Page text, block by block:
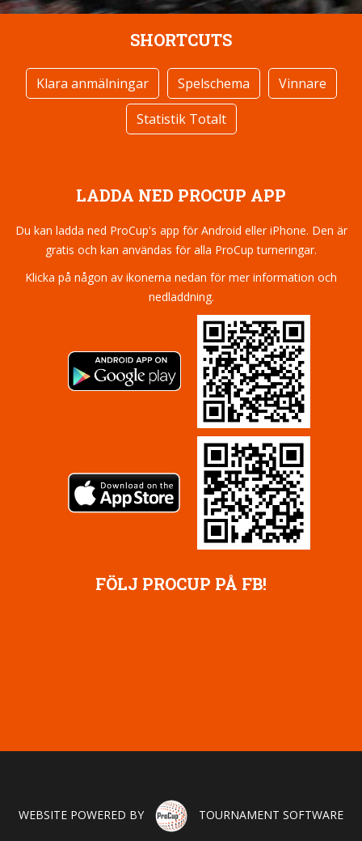
SHORTCUTS
Klara anmälningar Spelschema
Vinnare
Statistik Totalt
LADDA NED PROCUP APP
Du kan ladda ned ProCup's app för Android eller iPhone. Den är
gratis och kan användas för alla ProCup turneringar.
Klicka på någon av ikonerna nedan för mer information och
nedladdning.
FÖLJ PROCUP PÅ FB!
WEBSITE POWERED BY TOURNAMENT SOFTWARE